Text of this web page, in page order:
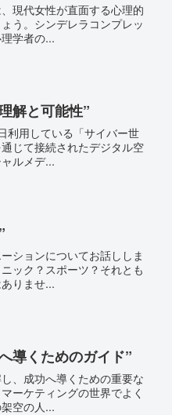
現代女性が直面する心理的
う。シンデレラコンプレッ
学者の...
解と可能性”
利用している「サイバー世
じて接続されたデジタル空
ルメデ...
ションについてお話ししま
ック？スポーツ？それとも
りませ...
導くためのガイド”
、成功へ導くための重要な
ーケティングの世界でよく
空の人...